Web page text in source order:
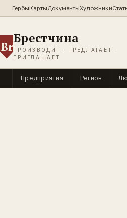
ГербыКартыДокументыХудожники
Br
Брестчина
ПРОИЗВОДИТ · ПРЕДЛАГАЕТ ·
ПРИГЛАШАЕТ
Предприятия Регион